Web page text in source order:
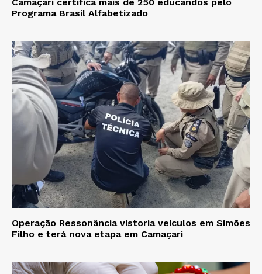
Programa Brasil Alfabetizado
Operação Ressonância vistoria veículos em Simões
Filho e terá nova etapa em Camaçari